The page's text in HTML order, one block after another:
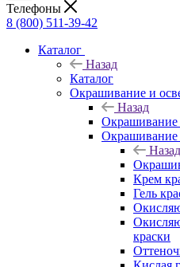
Телефоны
8 (800) 511-39-42
Каталог
Назад
Каталог
Окрашивание и
Назад
Окрашивание
Окрашивание
Назад
Крем
Гель
краски